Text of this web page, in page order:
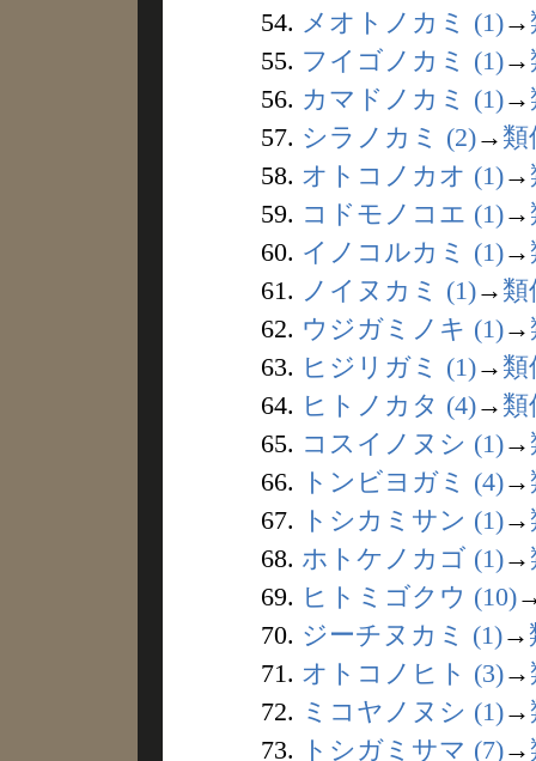
54. メオトノカミ (1)→
55. フイゴノカミ (1)→
56. カマドノカミ (1)→
57. シラノカミ (2)→ 類
58. オトコノカオ (1)→
59. コドモノコエ (1)→
60. イノコルカミ (1)→
61. ノイヌカミ (1)→ 類
62. ウジガミノキ (1)→
63. ヒジリガミ (1)→ 類
64. ヒトノカタ (4)→ 類
65. コスイノヌシ (1)→
66.
トンビヨガミ (4)→
67.
トシカミサン (1)→
68. ホトケノカゴ (1)→
69. ヒトミゴクウ (10)
70. ジーチヌカミ (1)→
71. オトコノヒト (3)→
72. ミコヤノヌシ (1)→
73.
トシガミサマ (7)→